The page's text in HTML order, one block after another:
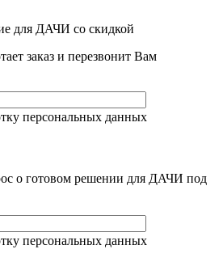
для ДАЧИ со скидкой
заказ и перезвонит Вам
персональных данных
о готовом решении для ДАЧИ под
персональных данных